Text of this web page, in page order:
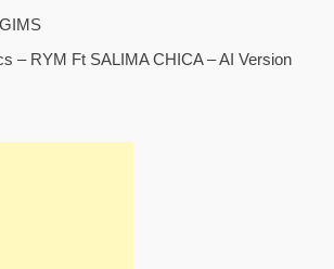
– RYM Ft SALIMA CHICA – AI Version